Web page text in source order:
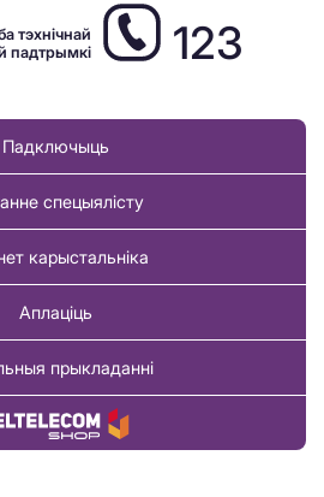
тэхнічнай
падтрымкі
123
Падключыць
спецыялісту
карыстальніка
Аплаціць
прыкладанні
Купіць тавар